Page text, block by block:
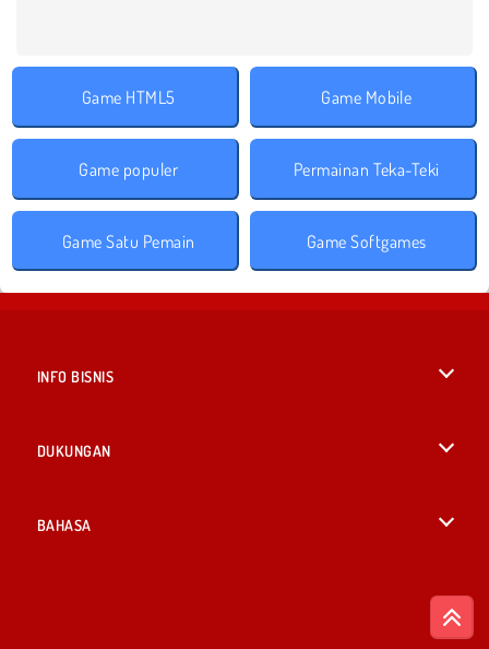
Game HTML5 Game Mobile
Game populer Permainan Teka-Teki
Game Satu Pemain Game Softgames
INFO BISNIS
DUKUNGAN
BAHASA